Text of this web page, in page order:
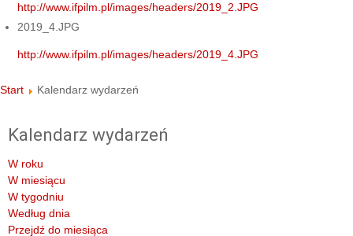
http://www.ifpilm.pl/images/headers/2019_2.JPG
2019_4.JPG
http://www.ifpilm.pl/images/headers/2019_4.JPG
Start Kalendarz wydarzeń
Kalendarz wydarzeń
W roku
W miesiącu
W tygodniu
Według dnia
Przejdź do miesiąca